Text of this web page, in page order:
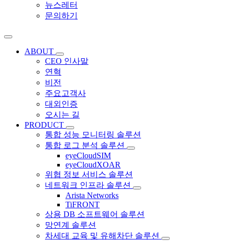
뉴스레터
문의하기
ABOUT
CEO 인사말
연혁
비전
주요고객사
대외인증
오시는 길
PRODUCT
통합 성능 모니터링 솔루션
통합 로그 분석 솔루션
eyeCloudSIM
eyeCloudXOAR
위협 정보 서비스 솔루션
네트워크 인프라 솔루션
Arista Networks
TiFRONT
상용 DB 소프트웨어 솔루션
망연계 솔루션
차세대 교육 및 유해차단 솔루션